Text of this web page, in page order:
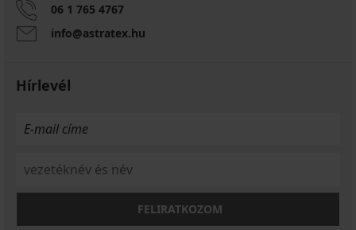
06 1 765 4767
info@astratex.hu
Hírlevél
FELIRATKOZOM